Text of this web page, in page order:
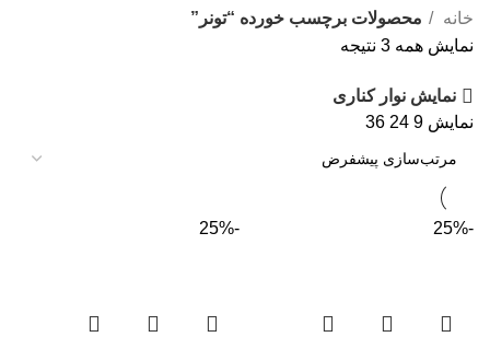
خانه
محصولات برچسب خورده “تونر”
نمایش همه 3 نتیجه
نمایش نوار کناری
نمایش 9
24
36
-25%
-25%